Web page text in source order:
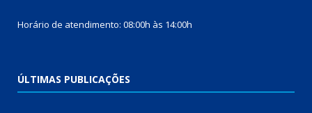
Horário de atendimento: 08:00h às 14:00h
ÚLTIMAS PUBLICAÇÕES